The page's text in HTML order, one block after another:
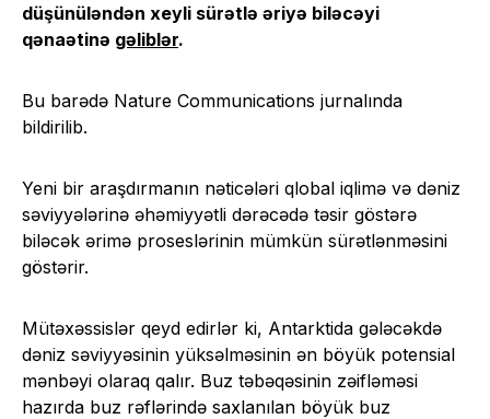
düşünüləndən xeyli sürətlə əriyə biləcəyi
qənaətinə gəliblər.
Bu barədə Nature Communications jurnalında
bildirilib.
Yeni bir araşdırmanın nəticələri qlobal iqlimə və dəniz
səviyyələrinə əhəmiyyətli dərəcədə təsir göstərə
biləcək ərimə proseslərinin mümkün sürətlənməsini
göstərir.
Mütəxəssislər qeyd edirlər ki, Antarktida gələcəkdə
dəniz səviyyəsinin yüksəlməsinin ən böyük potensial
mənbəyi olaraq qalır. Buz təbəqəsinin zəifləməsi
hazırda buz rəflərində saxlanılan böyük buz